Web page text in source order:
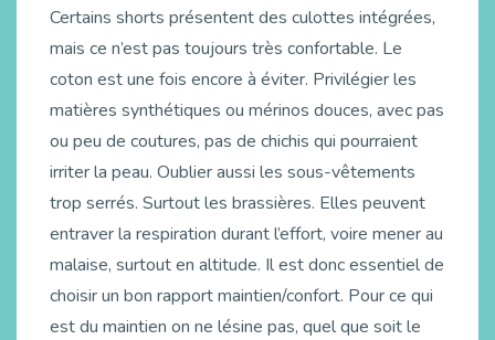
Certains shorts présentent des culottes intégrées,
mais ce n’est pas toujours très confortable. Le
coton est une fois encore à éviter. Privilégier les
matières synthétiques ou mérinos douces, avec pas
ou peu de coutures, pas de chichis qui pourraient
irriter la peau. Oublier aussi les sous-vêtements
trop serrés. Surtout les brassières. Elles peuvent
entraver la respiration durant l’effort, voire mener au
malaise, surtout en altitude. Il est donc essentiel de
choisir un bon rapport maintien/confort. Pour ce qui
est du maintien on ne lésine pas, quel que soit le